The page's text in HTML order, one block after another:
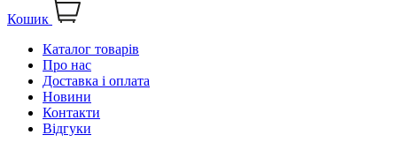
Кошик
Каталог товарів
Про нас
Доставка і оплата
Новини
Контакти
Відгуки